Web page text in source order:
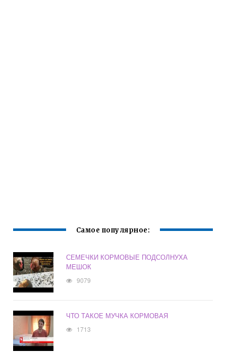
Самое популярное:
СЕМЕЧКИ КОРМОВЫЕ ПОДСОЛНУХА
МЕШОК
9079
ЧТО ТАКОЕ МУЧКА КОРМОВАЯ
1713